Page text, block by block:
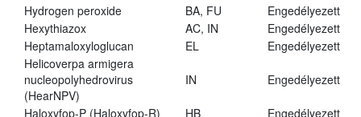
Hydrogen peroxide
BA, FU
Engedélyezett
Hexythiazox
AC, IN
Engedélyezett
Heptamaloxyloglucan
EL
Engedélyezett
Helicoverpa armigera
nucleopolyhedrovirus
(HearNPV)
IN Engedélyezett
Haloxyfop-P (Haloxyfop-R) HB
Engedélyezett